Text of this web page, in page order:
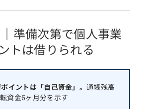
準備次第で個人事業
トは借りられる
イントは「自己資金」。 通帳残高
資金6ヶ月分を示す